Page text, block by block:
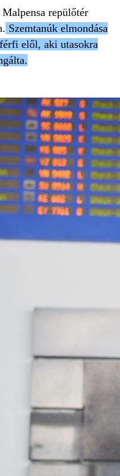
repülőtér
Szemtanúk elmondása
elől, aki utasokra